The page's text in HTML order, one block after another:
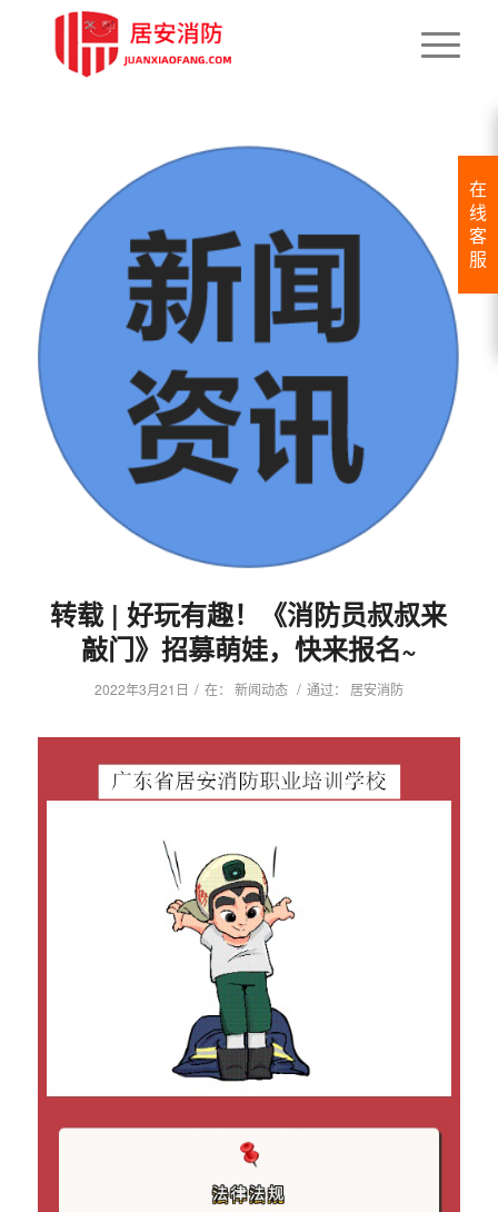
转载 | 好玩有趣！《消防员叔叔来
敲门》招募萌娃，快来报名~
2022年3月21日 / 在： 新闻动态 / 通过： 居安消防
在
线
客
服